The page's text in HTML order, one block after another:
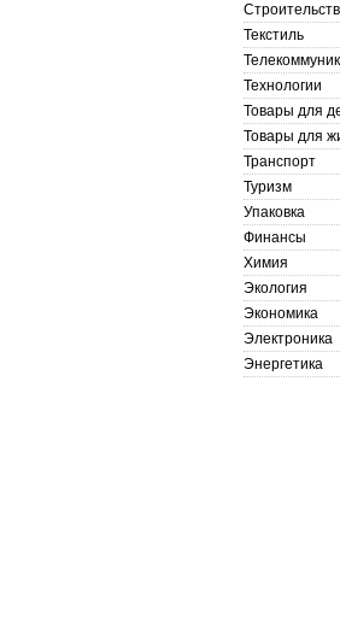
Текстиль
Технологии
Товары для
Товары для
Транспорт
Туризм
Упаковка
Финансы
Химия
Экология
Экономика
Электроника
Энергетика